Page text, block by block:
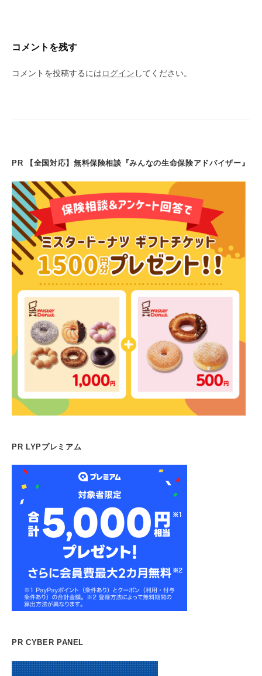
コメントを残す
コメントを投稿するには ログイン してください。
PR 【全国対応】無料保険相談『みんなの生命保険アドバイザー』
PR LYPプレミアム
PR CYBER PANEL